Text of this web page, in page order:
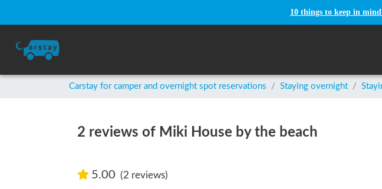
10 things to keep in
Carstay for camper and overnight spot reservations / Staying overnight /
2 reviews of Miki House by the beach
5.00 (2 reviews)